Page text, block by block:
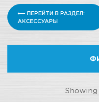
⟵ ПЕРЕЙТИ В РАЗДЕЛ:
АКСЕССУАРЫ
Showing